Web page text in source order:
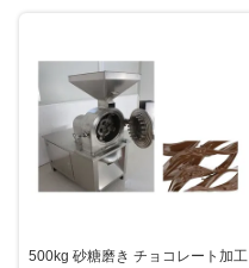
500kg 砂糖磨き チョコレート加工